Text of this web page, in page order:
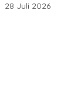
28 Juli 2026